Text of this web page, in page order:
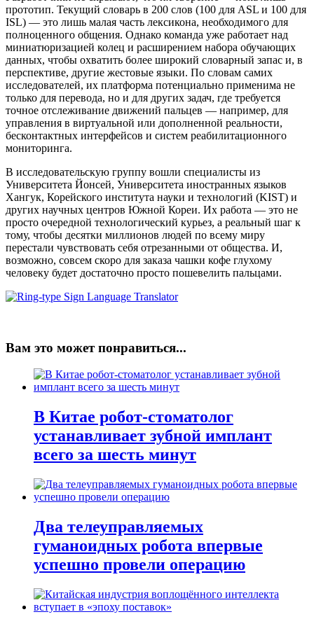
прототип. Текущий словарь в 200 слов (100 для ASL и 100 для
ISL) — это лишь малая часть лексикона, необходимого для
полноценного общения. Однако команда уже работает над
миниатюризацией колец и расширением набора обучающих
данных, чтобы охватить более широкий словарный запас и, в
перспективе, другие жестовые языки. По словам самих
исследователей, их платформа потенциально применима не
только для перевода, но и для других задач, где требуется
точное отслеживание движений пальцев — например, для
управления в виртуальной или дополненной реальности,
бесконтактных интерфейсов и систем реабилитационного
мониторинга.
В исследовательскую группу вошли специалисты из
Университета Йонсей, Университета иностранных языков
Хангук, Корейского института науки и технологий (KIST) и
других научных центров Южной Кореи. Их работа — это не
просто очередной технологический курьез, а реальный шаг к
тому, чтобы десятки миллионов людей по всему миру
перестали чувствовать себя отрезанными от общества. И,
возможно, совсем скоро для заказа чашки кофе глухому
человеку будет достаточно просто пошевелить пальцами.
Вам это может понравиться...
В Китае робот-стоматолог
устанавливает зубной имплант
всего за шесть минут
Два телеуправляемых
гуманоидных робота впервые
успешно провели операцию